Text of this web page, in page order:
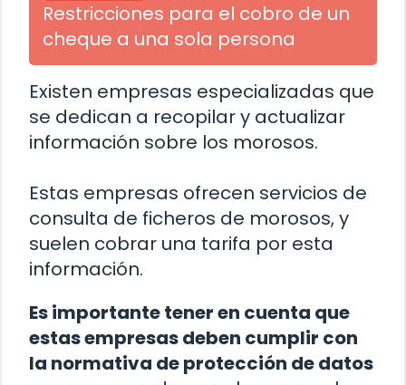
Restricciones para el cobro de un
cheque a una sola persona
Existen empresas especializadas que
se dedican a recopilar y actualizar
información sobre los morosos.
Estas empresas ofrecen servicios de
consulta de ficheros de morosos, y
suelen cobrar una tarifa por esta
información.
Es importante tener en cuenta que
estas empresas deben cumplir con
la normativa de protección de datos